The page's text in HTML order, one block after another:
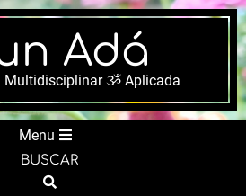
Adá
Multidisciplinar ૐ Aplicada
Menu
BUSCAR
Search